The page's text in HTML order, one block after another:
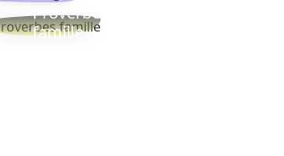
Proverbes
famille